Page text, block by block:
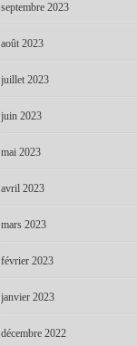
septembre 2023
août 2023
juillet 2023
juin 2023
mai 2023
avril 2023
mars 2023
février 2023
janvier 2023
décembre 2022